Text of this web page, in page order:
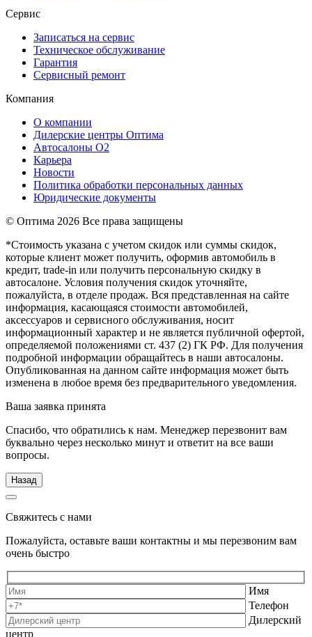
Сервис
Записаться на сервис
Техническое обслуживание
Гарантия
Сервисный ремонт
Компания
О компании
Дилерские центры Оптима
Автосалоны О2
Карьера
Новости
Политика обработки персональных данных
Юридические документы
© Оптима 2026 Все права защищены
*Стоимость указана с учетом скидок или суммы скидок,
которые клиент может получить, оформив автомобиль в
кредит, trade-in или получить персональную скидку в
автосалоне. Условия получения скидок уточняйте,
пожалуйста, в отделе продаж. Вся представленная на сайте
информация, касающаяся стоимости автомобилей,
аксессуаров и сервисного обслуживания, носит
информационный характер и не является публичной офертой,
определяемой положениями ст. 437 (2) ГК РФ. Для получения
подробной информации обращайтесь в наши автосалоны.
Опубликованная на данном сайте информация может быть
изменена в любое время без предварительного уведомления.
Ваша заявка принята
Спасибо, что обратились к нам. Менеджер перезвонит вам
буквально через несколько минут и ответит на все ваши
вопросы.
Назад
Свяжитесь с нами
Пожалуйста, оставьте ваши контактны и мы перезвоним вам
очень быстро
Имя
Телефон
Дилерский
центр